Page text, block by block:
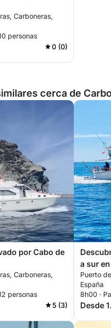
Carboneras,
personas
0 (0)
cerca de
por Cabo de
Carboneras,
personas
5 (3)
a sur
Puerto
España
8h00 ·
Desde